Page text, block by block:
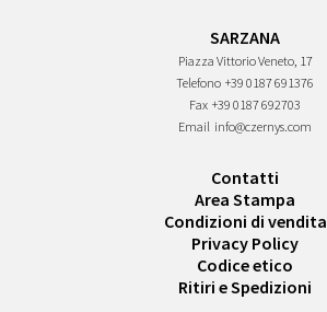
SARZANA
Piazza Vittorio Veneto, 17
Telefono +39 0187 691376
Fax +39 0187 692703
Email info@czernys.com
Contatti
Area Stampa
Condizioni di vendita
Privacy Policy
Codice etico
Ritiri e Spedizioni